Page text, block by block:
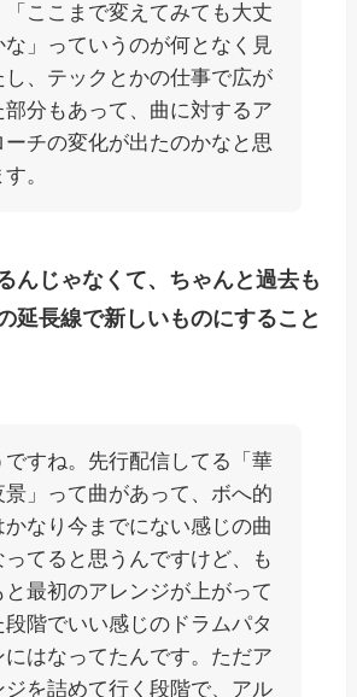
「ここまで変えてみても大丈
な」っていうのが何となく見
し、テックとかの仕事で広が
部分もあって、曲に対するア
ーチの変化が出たのかなと思
。
んじゃなくて、ちゃんと過去も
延長線で新しいものにすること
ですね。先行配信してる「華
景」って曲があって、ボへ的
かなり今までにない感じの曲
ってると思うんですけど、も
と最初のアレンジが上がって
段階でいい感じのドラムパタ
にはなってたんです。ただア
ジを詰めて行く段階で、アル